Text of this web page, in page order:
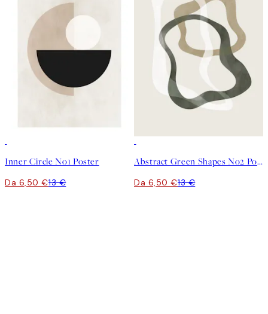
Inner Circle No1 Poster
Da 6,50 €13 €
Abstract Green Shapes No2 Poster
Da 6,50 €13 €